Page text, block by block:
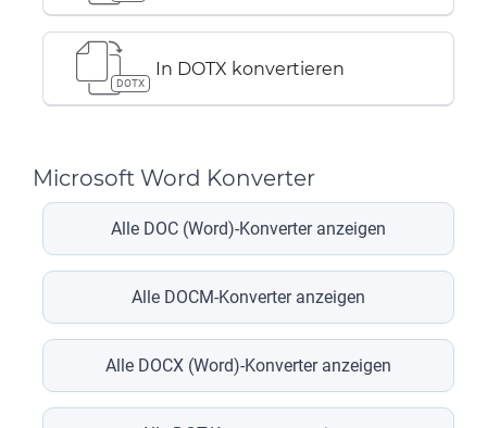
DOTX
In DOTX konvertieren
Microsoft Word Konverter
Alle DOC (Word)-Konverter anzeigen
Alle DOCM-Konverter anzeigen
Alle DOCX (Word)-Konverter anzeigen